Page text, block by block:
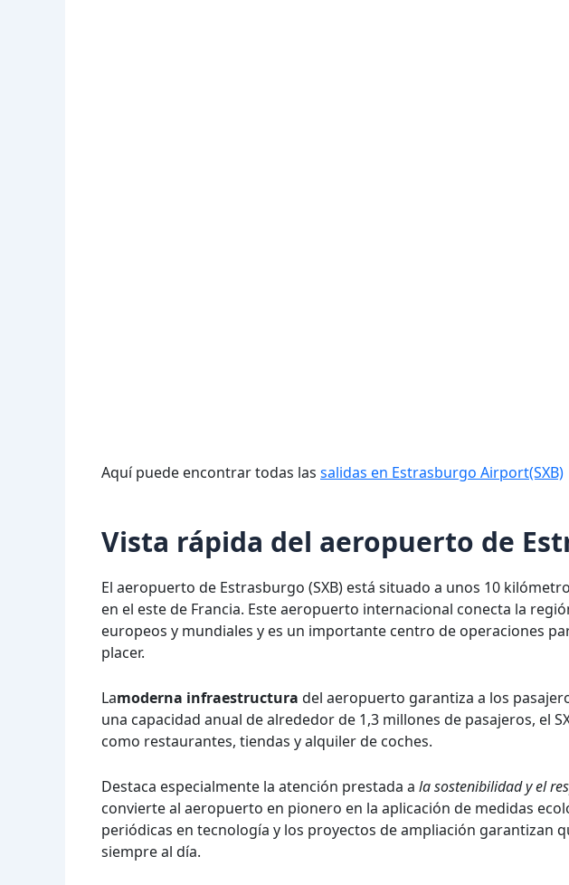
Aquí puede encontrar todas las salidas en Estrasburgo Airport(SXB)
Vista rápida del aeropuerto de
El aeropuerto de Estrasburgo (SXB) está situado a unos 10
en el este de Francia. Este aeropuerto internacional conecta la
europeos y mundiales y es un importante centro de operaciones
placer.
Lamoderna infraestructura del aeropuerto garantiza a los
una capacidad anual de alrededor de 1,3 millones de pasajeros, el
como restaurantes, tiendas y alquiler de coches.
Destaca especialmente la atención prestada a la sostenibilidad y el
convierte al aeropuerto en pionero en la aplicación de medidas
periódicas en tecnología y los proyectos de ampliación garantizan
siempre al día.